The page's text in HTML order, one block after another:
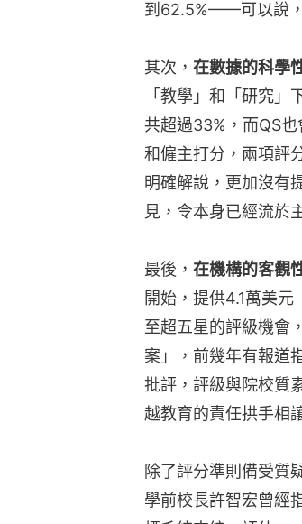
到62.5%——可以說，
其次， 在數據的科學
「教學」和「研究
共超過33%，而QS
和僱主打分，兩項評
明確解說，更加沒有
見，令本身已經流於
最後， 在機構的客觀
開始，提供4.1萬美
至超五星的評級機會
案」，前幾年有報道
批評，評級與院校質
越教育的責任拱手相
除了評分準則備受質
學前校長許智宏曾經